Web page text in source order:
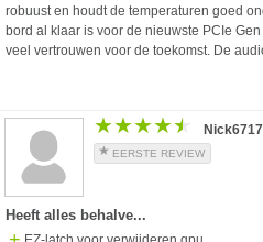
robuust en houdt de temperaturen goed
bord al klaar is voor de nieuwste PCIe
veel vertrouwen voor de toekomst. De
★★★★★
★★★★★
EERSTE REVIEW
Heeft alles behalve...